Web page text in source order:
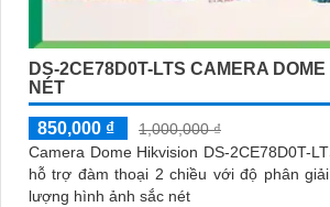
DS-2CE78D0T-LTS CAMERA
NÉT
850,000 ₫
1,000,000 ₫
Camera Dome Hikvision DS-2CE78D0T-
hỗ trợ đàm thoại 2 chiều với độ phân
lượng hình ảnh sắc nét